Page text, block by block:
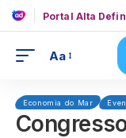
Portal Alta
Aa
Economia do Mar